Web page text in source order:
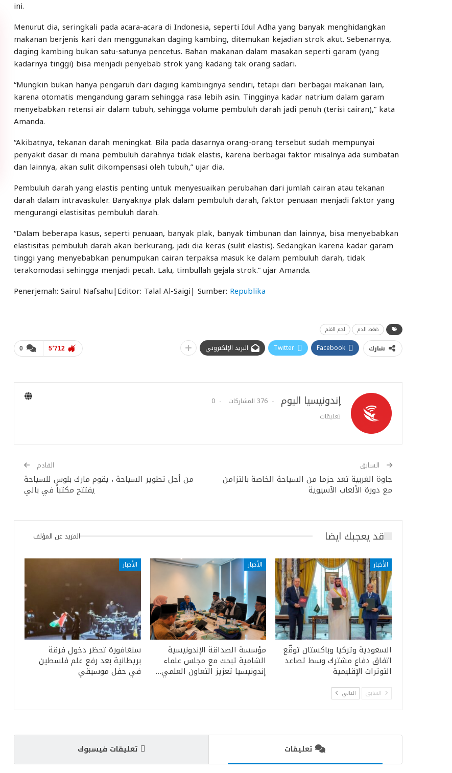
ini.
Menurut dia, seringkali pada acara-acara di Indonesia, seperti Idul Adha yang banyak menghidangkan
makanan berjenis kari dan menggunakan daging kambing, ditemukan kejadian strok akut. Sebenarnya,
daging kambing bukan satu-satunya pencetus. Bahan makanan dalam masakan seperti garam (yang
kadarnya tinggi) bisa menjadi penyebab strok yang kadang tak orang sadari.
“Mungkin bukan hanya pengaruh dari daging kambingnya sendiri, tetapi dari berbagai makanan lain,
karena otomatis mengandung garam sehingga rasa lebih asin. Tingginya kadar natrium dalam garam
menyebabkan retensi air dalam tubuh, sehingga volume pembuluh darah jadi penuh (terisi cairan),” kata
Amanda.
“Akibatnya, tekanan darah meningkat. Bila pada dasarnya orang-orang tersebut sudah mempunyai
penyakit dasar di mana pembuluh darahnya tidak elastis, karena berbagai faktor misalnya ada sumbatan
dan lainnya, akan sulit dikompensasi oleh tubuh,” ujar dia.
Pembuluh darah yang elastis penting untuk menyesuaikan perubahan dari jumlah cairan atau tekanan
darah dalam intravaskuler. Banyaknya plak dalam pembuluh darah, faktor penuaan menjadi faktor yang
mengurangi elastisitas pembuluh darah.
“Dalam beberapa kasus, seperti penuaan, banyak plak, banyak timbunan dan lainnya, bisa menyebabkan
elastisitas pembuluh darah akan berkurang, jadi dia keras (sulit elastis). Sedangkan karena kadar garam
tinggi yang menyebabkan penumpukan cairan terpaksa masuk ke dalam pembuluh darah, tidak
terakomodasi sehingga menjadi pecah. Lalu, timbullah gejala strok.” ujar Amanda.
Penerjemah: Sairul Nafsahu|Editor: Talal Al-Saigi| Sumber: Republika
ضغط الدم لحم الغنم
0 5٬712 شارك Facebook
Twitter البريد الإلكتروني
إندونيسيا اليوم 376 المشاركات
0
تعليقات
السابق
جاوة الغربية تعد حزما من السياحة الخاصة بالتزامن
مع دورة الألعاب الآسيوية
القادم
من أجل تطوير السياحة ، يقوم مارك بلوس للسياحة
يفتتح مكتباً في بالي
قد يعجبك ايضا المزيد عن المؤلف
الأخبار
السعودية وتركيا وباكستان توقّع
اتفاق دفاع مشترك وسط تصاعد
التوترات الإقليمية
الأخبار
مؤسسة الصداقة الإندونيسية
الشامية تبحث مع مجلس علماء
إندونيسيا تعزيز التعاون العلمي…
الأخبار
سنغافورة تحظر دخول فرقة
بريطانية بعد رفع علم فلسطين
في حفل موسيقي
السابق التالي
تعليقات تعليقات فيسبوك